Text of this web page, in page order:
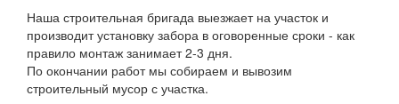
Наша строительная бригада выезжает на участок и
производит установку забора в оговоренные сроки - как
правило монтаж занимает 2-3 дня.
По окончании работ мы собираем и вывозим
строительный мусор с участка.